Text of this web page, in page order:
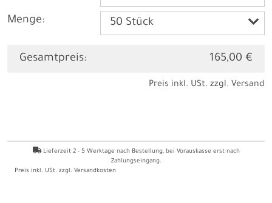
Menge:
Gesamtpreis: 165,00 €
Preis inkl. USt. zzgl. Versand
Lieferzeit 2 - 5 Werktage nach Bestellung, bei Vorauskasse erst nach
Zahlungseingang.
Preis inkl. USt. zzgl. Versandkosten